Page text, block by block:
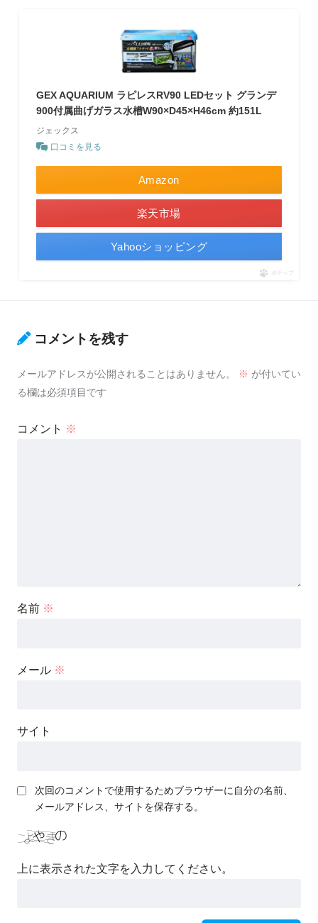
GEX AQUARIUM ラピレスRV90 LEDセット グランデ
900付属曲げガラス水槽W90×D45×H46cm 約151L
ジェックス
口コミを見る
Amazon
楽天市場
Yahooショッピング
ポチップ
コメントを残す
メールアドレスが公開されることはありません。 ※ が付いてい
る欄は必須項目です
コメント ※
名前 ※
メール ※
サイト
次回のコメントで使用するためブラウザーに自分の名前、
メールアドレス、サイトを保存する。
上に表示された文字を入力してください。